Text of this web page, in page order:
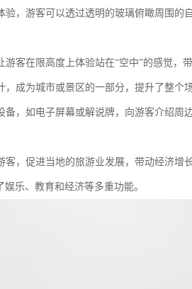
，游客可以透过透明的玻璃俯瞰周围的
客在限高度上体验站在“空中”的感觉，带
成为城市或景区的一部分，提升了整个
，如电子屏幕或解说牌，向游客介绍周
，促进当地的旅游业发展，带动经济增长
乐、教育和经济等多重功能。